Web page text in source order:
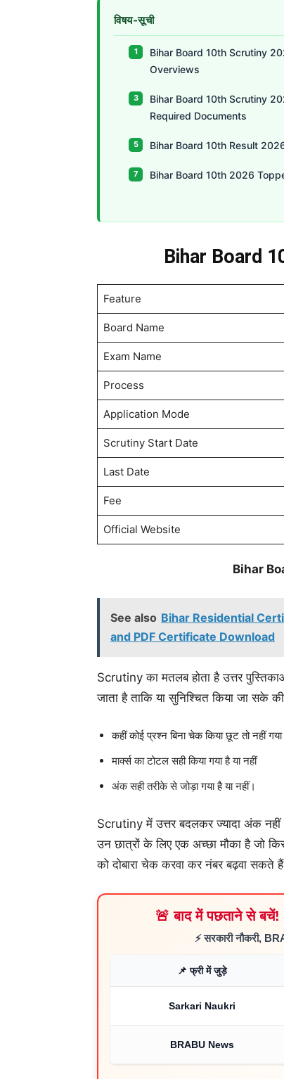
विषय-सूची
Bihar Board 10th Scrutiny
Overviews
Bihar Board 10th Scrutiny
Required Documents
Bihar Board 10th Result
Bihar Board 10th 2026
Bihar Board
Feature
Board Name
Exam Name
Process
Application Mode
Scrutiny Start Date
Last Date
Fee
Official Website
Bihar
See also Bihar Residential
and PDF Certificate Download
Scrutiny का मतलब होता है उत्तर
जाता है ताकि या सुनिश्चित किया जा सके
कहीं कोई प्रश्न बिना चेक किया छूट तो नहीं गया
मार्क्स का टोटल सही किया गया है या नहीं
अंक सही तरीके से जोड़ा गया है या नहीं।
Scrutiny में उत्तर बदलकर ज्यादा अंक नहीं
उन छात्रों के लिए एक अच्छा मौका है जो
को दोबारा चेक करवा कर नंबर बढ़वा सकते
🚨 बाद में पछताने से बचें!
⚡ सरकारी नौकरी,
📌 फ्री में जुड़े
Sarkari Naukri
BRABU News